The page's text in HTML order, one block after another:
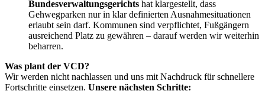
Bundesverwaltungsgerichts hat klargestellt, dass
Gehwegparken nur in klar definierten Ausnahmesituationen
erlaubt sein darf. Kommunen sind verpflichtet, Fußgängern
ausreichend Platz zu gewähren – darauf werden wir weiterhin
beharren.
Was plant der VCD?
Wir werden nicht nachlassen und uns mit Nachdruck für schnellere
Fortschritte einsetzen. Unsere nächsten Schritte: